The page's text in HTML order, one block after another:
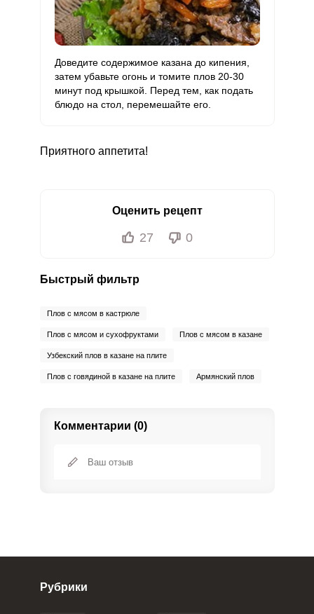
Доведите содержимое казана до кипения,
затем убавьте огонь и томите плов 20-30
минут под крышкой. Перед тем, как подать
блюдо на стол, перемешайте его.
Приятного аппетита!
Оценить рецепт
27 0
Быстрый фильтр
Плов с мясом в кастрюле
Плов с мясом и сухофруктами Плов с мясом в казане
Узбекский плов в казане на плите
Плов с говядиной в казане на плите Армянский плов
Комментарии (0)
Рубрики